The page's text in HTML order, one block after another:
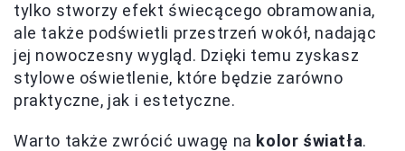
tylko stworzy efekt świecącego obramowania,
ale także podświetli przestrzeń wokół, nadając
jej nowoczesny wygląd. Dzięki temu zyskasz
stylowe oświetlenie, które będzie zarówno
praktyczne, jak i estetyczne.
Warto także zwrócić uwagę na kolor światła.